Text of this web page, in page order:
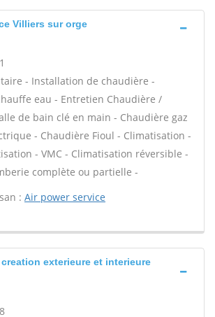
Villiers sur orge
- Installation de chaudière -
eau - Entretien Chaudière /
de bain clé en main - Chaudière gaz
- Chaudière Fioul - Climatisation -
- VMC - Climatisation réversible -
complète ou partielle -
: Air power service
exterieure et interieure